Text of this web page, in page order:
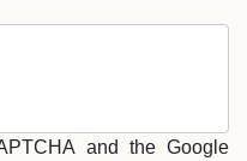
and the Google